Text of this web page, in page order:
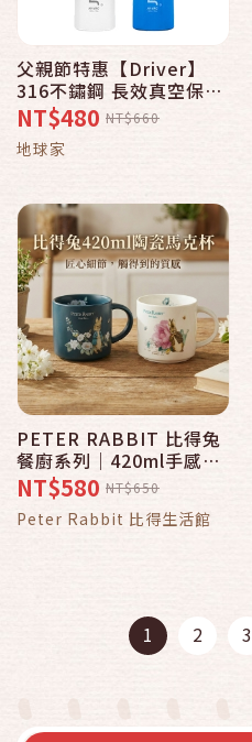
父親節特惠【Driver】
316不鏽鋼 長效真空保溫
瓶520ml*1支(白色)*_弘
麒(地球家)_
NT$480 NT$660
地球家
PETER RABBIT 比得兔
餐廚系列｜420ml手感陶
瓷馬克杯-英倫復古風(藍/
白)
NT$580 NT$650
Peter Rabbit 比得生活館
1 2 3